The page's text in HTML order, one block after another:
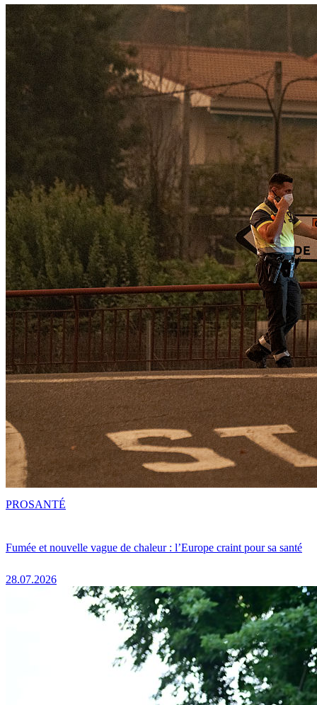
Fumée et nouvelle vague de chaleur : l’Europe craint pour sa santé
28.07.2026
PROSANTÉ